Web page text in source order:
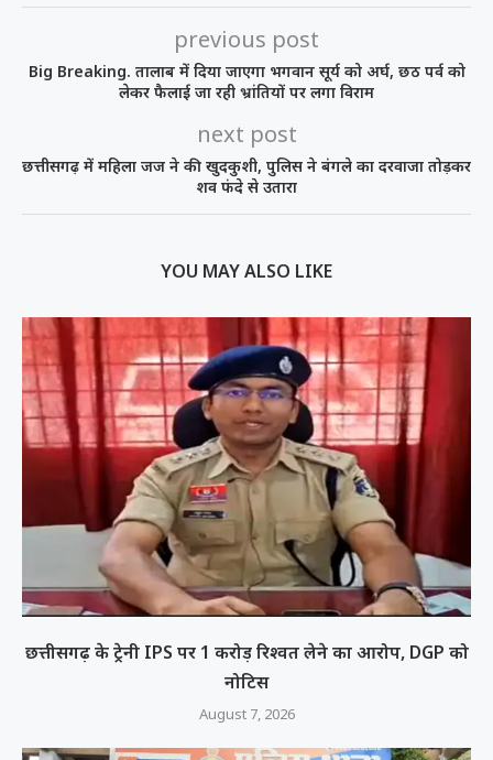
previous post
Big Breaking. तालाब में दिया जाएगा भगवान सूर्य को अर्घ, छठ पर्व को
लेकर फैलाई जा रही भ्रांतियों पर लगा विराम
next post
छत्तीसगढ़ में महिला जज ने की खुदकुशी, पुलिस ने बंगले का दरवाजा तोड़कर
शव फंदे से उतारा
YOU MAY ALSO LIKE
छत्तीसगढ़ के ट्रेनी IPS पर 1 करोड़ रिश्वत लेने का आरोप, DGP को
नोटिस
August 7, 2026